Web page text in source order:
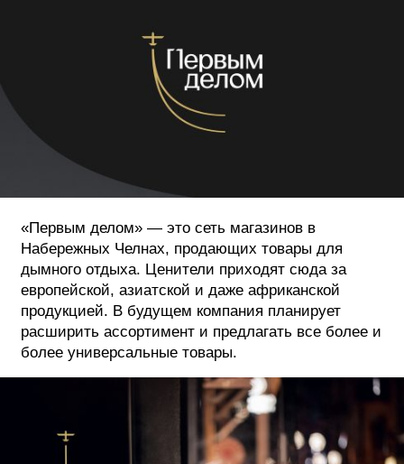
«Первым делом» — это сеть магазинов в
Набережных Челнах, продающих товары для
дымного отдыха. Ценители приходят сюда за
европейской, азиатской и даже африканской
продукцией. В будущем компания планирует
расширить ассортимент и предлагать все более и
более универсальные товары.
ФОТОГРАФИЯ
ТИПОГРАФИКА
ИСТОРИИ БРЕНДОВ